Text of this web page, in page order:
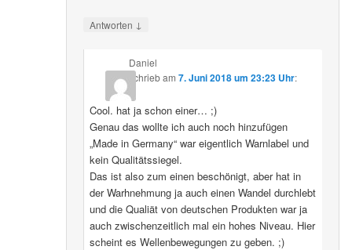
Antworten ↓
Daniel
schriebam 7. Juni 2018 um 23:23 Uhr:
Cool. hat ja schon einer… ;)
Genau das wollte ich auch noch hinzufügen
„Made in Germany“ war eigentlich Warnlabel und
kein Qualitätssiegel.
Das ist also zum einen beschönigt, aber hat in
der Warhnehmung ja auch einen Wandel durchlebt
und die Qualiät von deutschen Produkten war ja
auch zwischenzeitlich mal ein hohes Niveau. Hier
scheint es Wellenbewegungen zu geben. ;)